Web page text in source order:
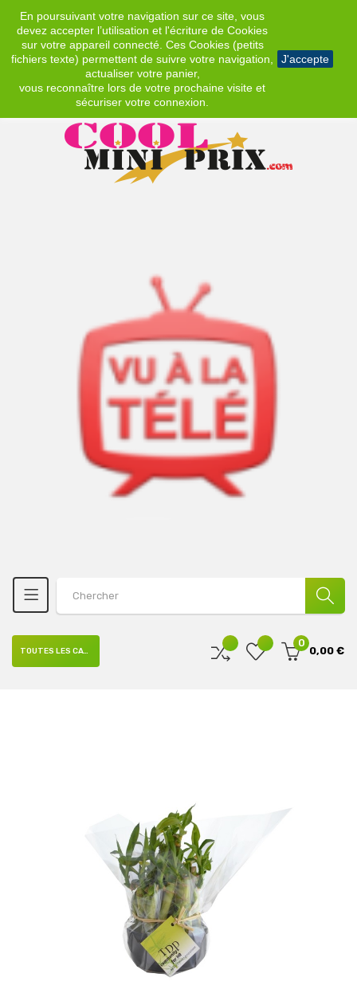
En poursuivant votre navigation sur ce site, vous
devez accepter l’utilisation et l'écriture de Cookies
sur votre appareil connecté. Ces Cookies (petits
fichiers texte) permettent de suivre votre navigation,
actualiser votre panier,
vous reconnaître lors de votre prochaine visite et
sécuriser votre connexion.
J'accepte
EUR
0
0,00 €
TOUTES LES CATÉGORIES